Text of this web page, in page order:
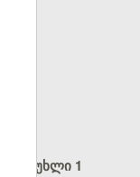
მუხლი 1